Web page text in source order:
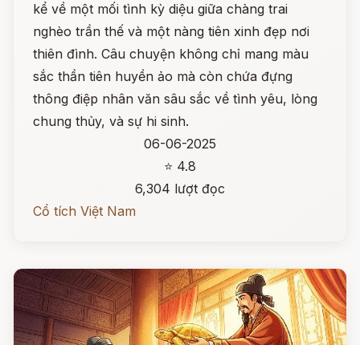
kể về một mối tình kỳ diệu giữa chàng trai
nghèo trần thế và một nàng tiên xinh đẹp nơi
thiên đình. Câu chuyện không chỉ mang màu
sắc thần tiên huyền ảo mà còn chứa đựng
thông điệp nhân văn sâu sắc về tình yêu, lòng
chung thủy, và sự hi sinh.
06-06-2025
⭐ 4.8
6,304 lượt đọc
Cổ tích Việt Nam